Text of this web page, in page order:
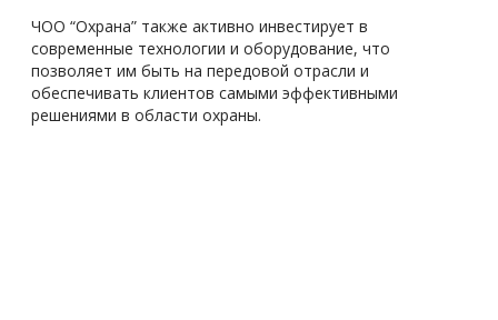
ЧОО “Охрана” также активно инвестирует в
современные технологии и оборудование, что
позволяет им быть на передовой отрасли и
обеспечивать клиентов самыми эффективными
решениями в области охраны.